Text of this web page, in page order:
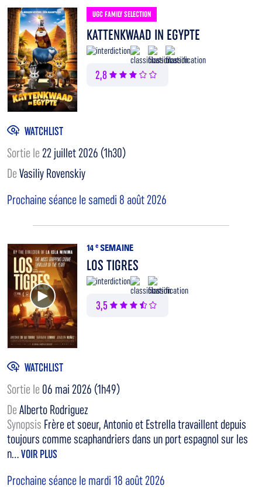
UGC FAMILY SELECTION
KATTENKWAAD IN EGYPTE
2,8
WATCHLIST
Sortie le 22 juillet 2026 (1h30)
De Vasiliy Rovenskiy
Prochaine séance le samedi 8 août 2026
Voir la bande annonce
14 e SEMAINE
LOS TIGRES
3,5
WATCHLIST
Sortie le 06 mai 2026 (1h49)
De Alberto Rodriguez
Synopsis Frère et soeur, Antonio et Estrella travaillent depuis
toujours comme scaphandriers dans un port espagnol sur les
n...VOIR PLUS
Prochaine séance le mardi 18 août 2026